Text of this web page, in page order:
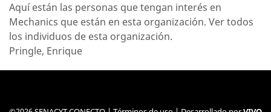
Aquí están las personas que tengan interés en
Mechanics que están en esta organización. Ver todos
los individuos de esta organización.
Pringle, Enrique